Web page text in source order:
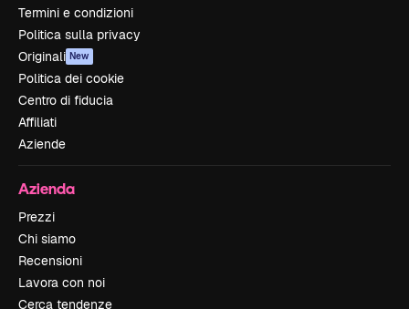
Termini e condizioni
Politica sulla privacy
Originali New
Politica dei cookie
Centro di fiducia
Affiliati
Aziende
Azienda
Prezzi
Chi siamo
Recensioni
Lavora con noi
Cerca tendenze